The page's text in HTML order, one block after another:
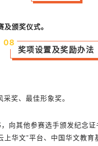
及颁奖仪式。
08
奖项设置及奖励办法
奖、最佳形象奖。
向其他参赛选手颁发纪念
上华文”平台、中国华文教